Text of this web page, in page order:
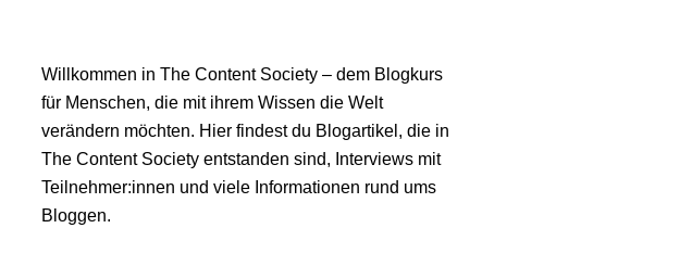
Willkommen in The Content Society – dem Blogkurs
für Menschen, die mit ihrem Wissen die Welt
verändern möchten. Hier findest du Blogartikel, die in
The Content Society entstanden sind, Interviews mit
Teilnehmer:innen und viele Informationen rund ums
Bloggen.